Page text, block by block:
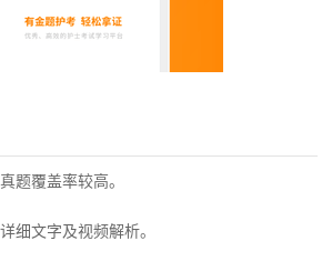
题覆盖率较高。
细文字及视频解析。